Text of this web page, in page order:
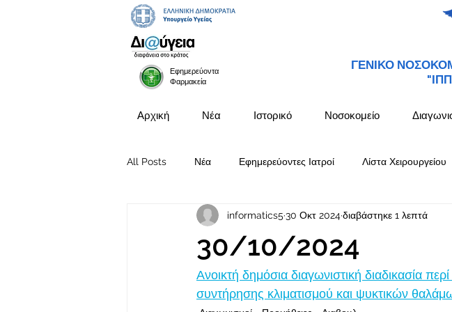
Εφημερεύοντα
Φαρμακεία
ΓΕΝΙΚΟ
Αρχική Νέα Ιστορικό Νοσοκομείο
All Posts Νέα Εφημερεύοντες Ιατροί Λίστα Χειρουργείου
Προκηρύξεις Θέσεων
30/10/2024
informatics5 30 Οκτ 2024διαβάστηκε 1 λεπτά
Ανοικτή δημόσια διαγωνιστική διαδικασία
συντήρησης κλιματισμού και ψυκτικών